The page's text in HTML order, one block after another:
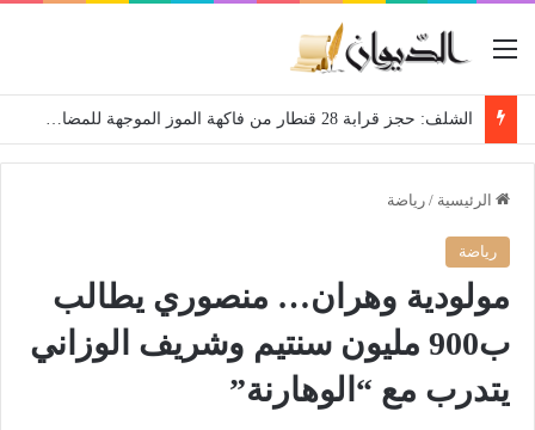
القائمة
الشلف: حجز قرابة 28 قنطار من فاكهة الموز الموجهة للمضاربة
الرئيسية / رياضة
رياضة
مولودية وهران… منصوري يطالب
ب900 مليون سنتيم وشريف الوزاني
يتدرب مع “الوهارنة”